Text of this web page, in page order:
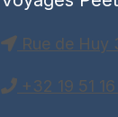
Rue de Huy
+32 19 51